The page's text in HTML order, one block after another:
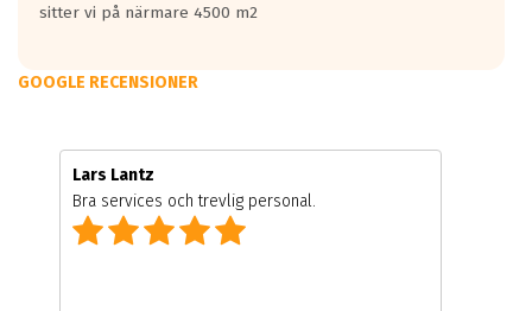
sitter vi på närmare 4500 m2
GOOGLE RECENSIONER
Lars Lantz
Bra services och trevlig personal.